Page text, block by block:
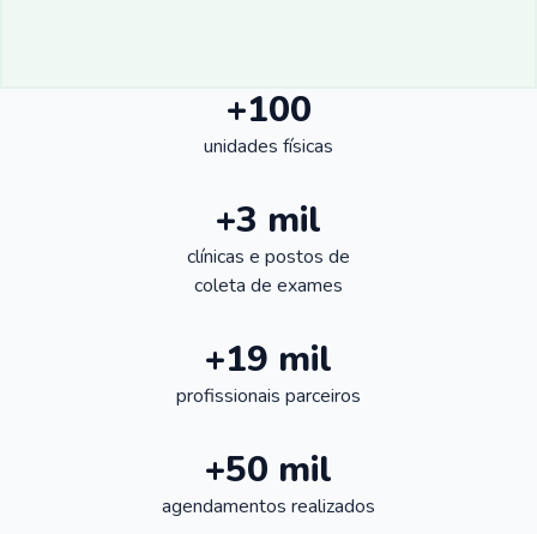
+100
unidades físicas
+3 mil
clínicas e postos de
coleta de exames
+19 mil
profissionais parceiros
+50 mil
agendamentos realizados